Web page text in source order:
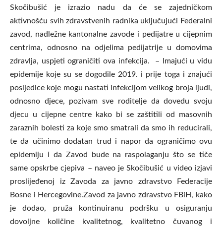
Skočibušić je izrazio nadu da će se zajedničkom
aktivnošću svih zdravstvenih radnika uključujući Federalni
zavod, nadležne kantonalne zavode i pedijatre u cijepnim
centrima, odnosno na odjelima pedijatrije u domovima
zdravlja, uspjeti ograničiti ova infekcija. – Imajući u vidu
epidemije koje su se dogodile 2019. i prije toga i znajući
posljedice koje mogu nastati infekcijom velikog broja ljudi,
odnosno djece, pozivam sve roditelje da dovedu svoju
djecu u cijepne centre kako bi se zaštitili od masovnih
zaraznih bolesti za koje smo smatrali da smo ih reducirali,
te da učinimo dodatan trud i napor da ograničimo ovu
epidemiju i da Zavod bude na raspolaganju što se tiče
same opskrbe cjepiva – naveo je Skočibušić u video izjavi
proslijeđenoj iz Zavoda za javno zdravstvo Federacije
Bosne i Hercegovine.Zavod za javno zdravstvo FBiH, kako
je dodao, pruža kontinuiranu podršku u osiguranju
dovoljne količine kvalitetnog, kvalitetno čuvanog i